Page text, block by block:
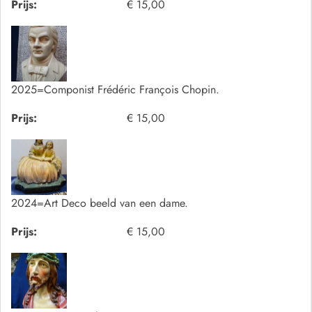
Prijs: € 15,00
2025=Componist Frédéric François Chopin.
Prijs:
€ 15,00
2024=Art Deco beeld van een dame.
Prijs:
€ 15,00